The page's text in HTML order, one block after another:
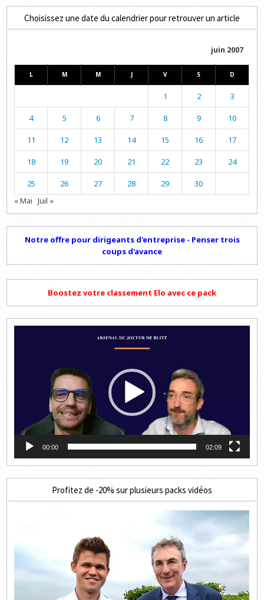
Choisissez une date du calendrier pour retrouver un article
juin 2007
L M M J V S D
1 2 3
4 5 6 7 8 9 10
11 12 13 14 15 16 17
18 19 20 21 22 23 24
25 26 27 28 29
30
« Mai Juil »
Notre offre pour dirigeants d'entreprise - Penser trois
coups d'avance
Boostez votre classement Elo avec ce pack
00:00 02:09
Profitez de -20% sur plusieurs packs vidéos